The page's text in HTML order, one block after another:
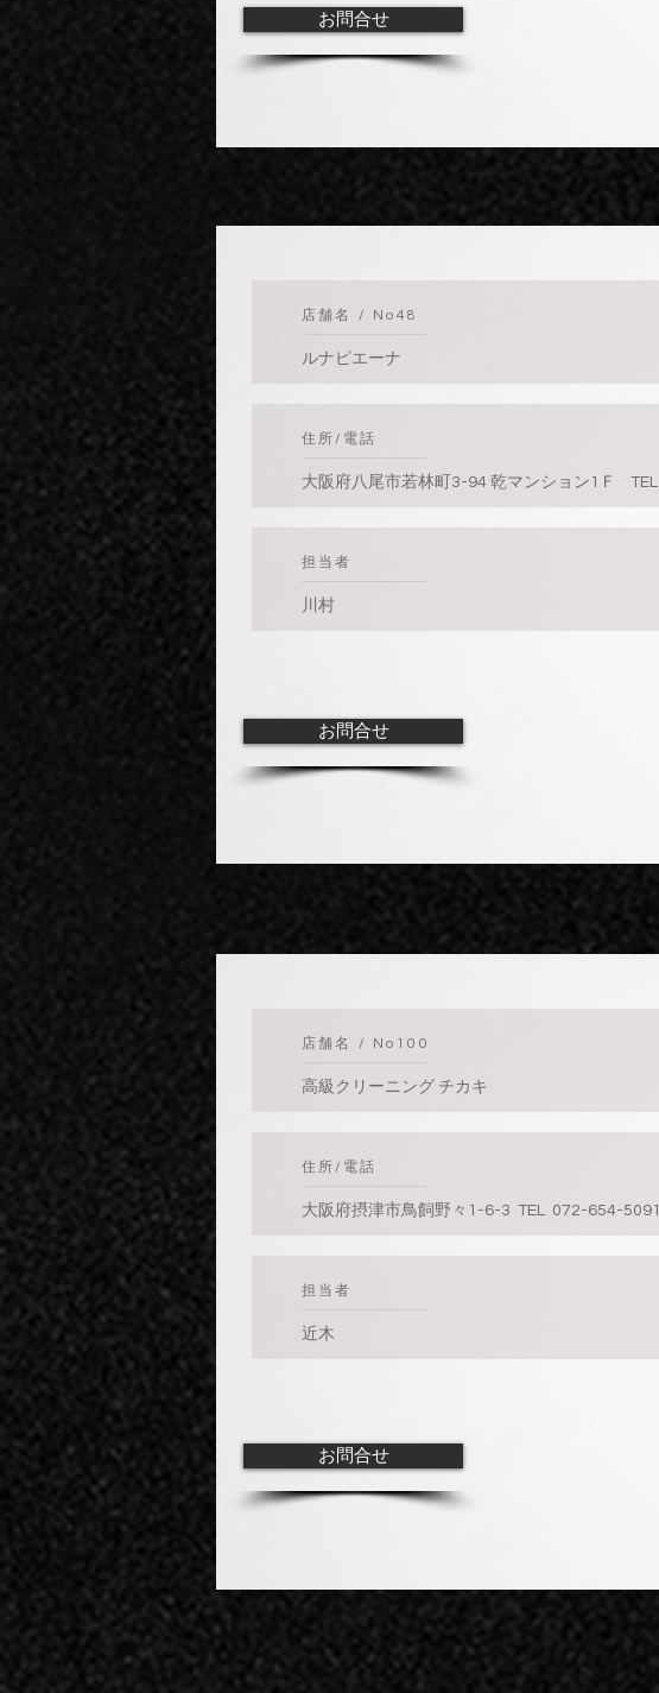
お問合せ
​店舗名 / No48
ルナピエーナ
​住所/電話
大阪府八尾市若林町3-94 乾マンション1Ｆ TEL
​担当者
川村
お問合せ
​店舗名 / No100
高級クリーニング チカキ
​住所/電話
大阪府摂津市鳥飼野々1-6-3 TEL 072-654-5091
​担当者
近木
お問合せ